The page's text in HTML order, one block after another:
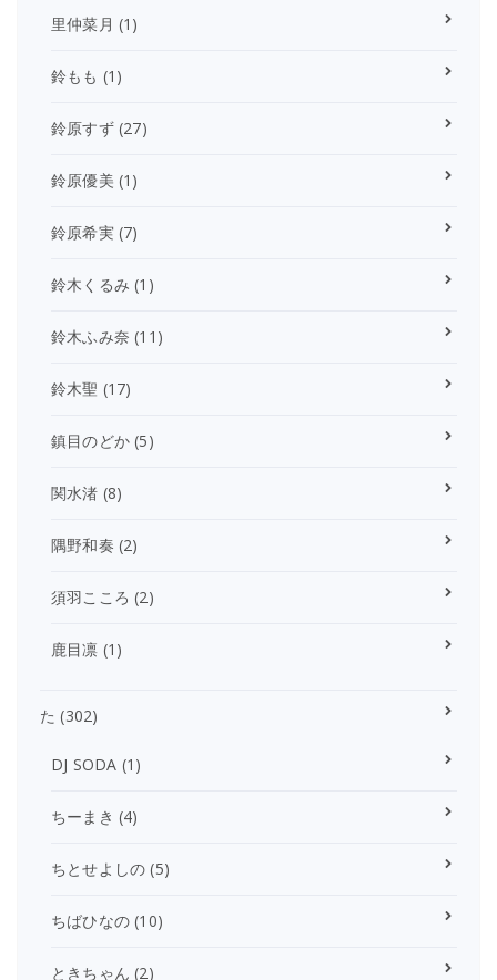
里仲菜月 (1)
鈴もも (1)
鈴原すず(27)
鈴原優美 (1)
鈴原希実(7)
鈴木くるみ (1)
鈴木ふみ奈 (11)
鈴木聖 (17)
鎮目のどか (5)
関水渚 (8)
隅野和奏 (2)
須羽こころ (2)
鹿目凛 (1)
た (302)
DJ SODA (1)
ちーまき (4)
ちとせよしの (5)
ちばひなの (10)
ときちゃん (2)